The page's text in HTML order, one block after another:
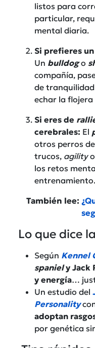
listos para
particular,
mental diaria.
Si prefieres un
Un bulldogo
compañía,
de
echar la flojera
Si eres de
cerebrales: El
otros perros
trucos, agilityo
los retos
entrenamiento.
También lee:
Lo que dice
Según Kennel
spaniely Jack
y energía…
Un estudio del
Personality
adoptan
por genética